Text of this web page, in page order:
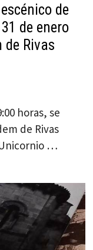
de
de enero
Rivas
horas, se
de Rivas
…